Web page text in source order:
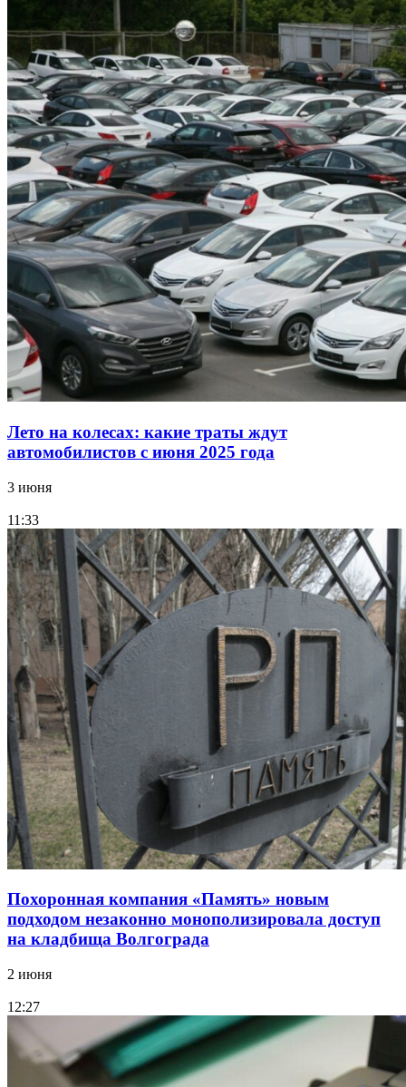
Лето на колесах: какие траты ждут
автомобилистов с июня 2025 года
3 июня
11:33
Похоронная компания «Память» новым
подходом незаконно монополизировала доступ
на кладбища Волгограда
2 июня
12:27